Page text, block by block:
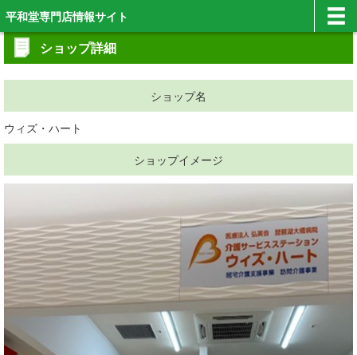
平和堂専門店情報サイト
ショップ詳細
ショップ名
ウィズ・ハート
ショップイメージ